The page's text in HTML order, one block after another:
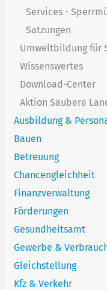
Services -
Satzungen
Umweltbildung für
Wissenswertes
Download-Center
Aktion Saubere
Ausbildung &
Bauen
Betreuung
Chancengleichheit
Finanzverwaltung
Förderungen
Gesundheitsamt
Gewerbe &
Gleichstellung
Kfz & Verkehr